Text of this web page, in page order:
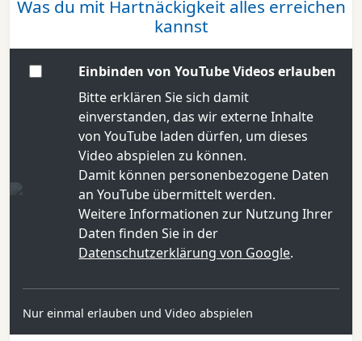
Was du mit Hartnäckigkeit alles erreichen
kannst
Einbinden von YouTube Videos erlauben
Bitte erklären Sie sich damit
einverstanden, das wir externe Inhalte
von YouTube laden dürfen, um dieses
Video abspielen zu können.
Damit können personenbezogene Daten
an YouTube übermittelt werden.
Weitere Informationen zur Nutzung Ihrer
Daten finden Sie in der
Datenschutzerklärung von Google.
Nur einmal erlauben und Video abspielen